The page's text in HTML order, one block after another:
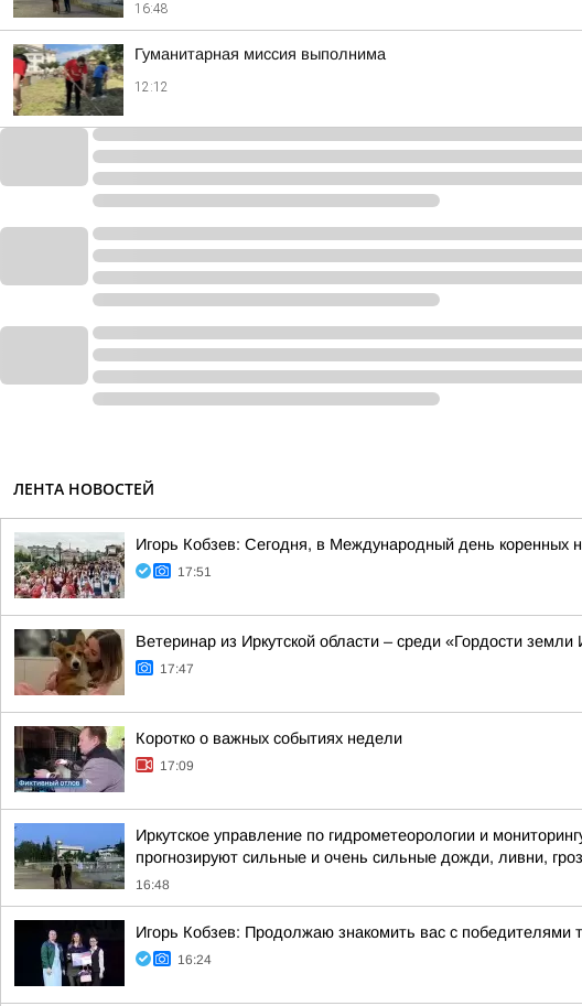
16:48
Гуманитарная миссия выполнима
12:12
ЛЕНТА НОВОСТЕЙ
Игорь Кобзев: Сегодня, в Международный день коренных
17:51
Ветеринар из Иркутской области – среди «Гордости земли
17:47
Коротко о важных событиях недели
17:09
Иркутское управление по гидрометеорологии и
прогнозируют сильные и очень сильные дожди, ливни,
16:48
Игорь Кобзев: Продолжаю знакомить вас с победителями
16:24